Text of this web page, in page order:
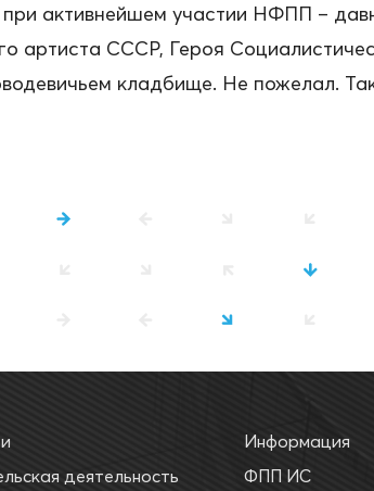
активнейшем участии НФПП –
артиста СССР, Героя
кладбище. Не пожелал.
деятельность
Информация
ФПП ИС